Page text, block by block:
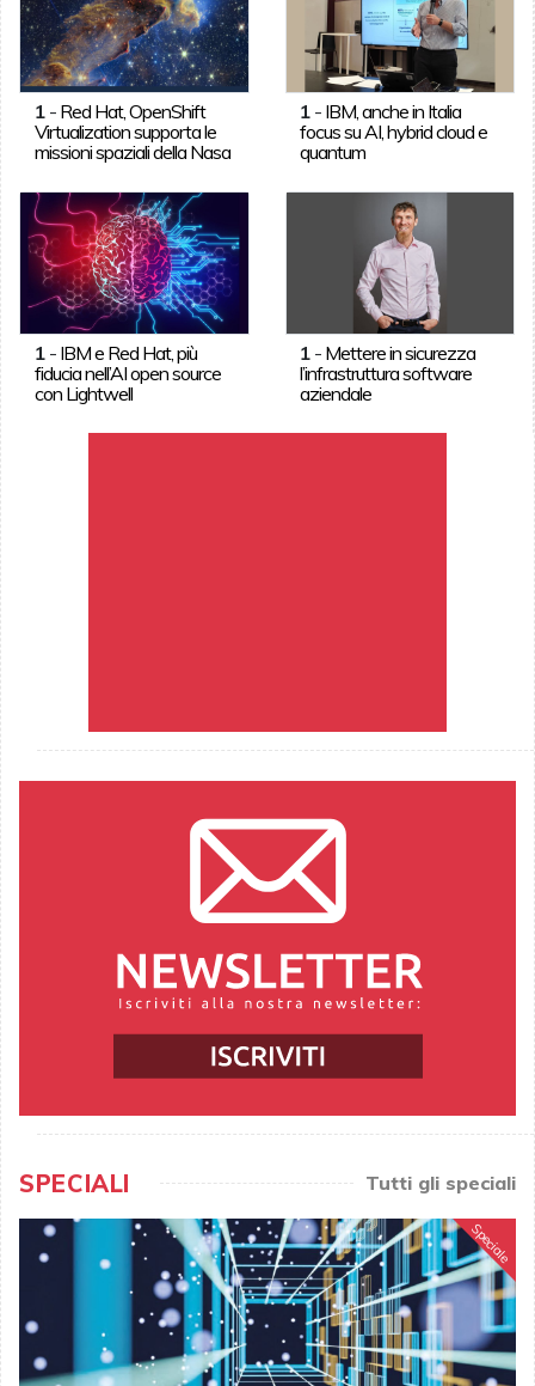
1- Red Hat, OpenShift
Virtualization supporta le
missioni spaziali della Nasa
1 - IBM, anche in Italia
focus su AI, hybrid cloud e
quantum
1- IBM e Red Hat, più
fiducia nell’AI open source
con Lightwell
1 - Mettere in sicurezza
l’infrastruttura software
aziendale
SPECIALI Tutti gli speciali
Speciale